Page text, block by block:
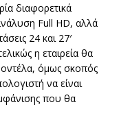
διαφορετικά
Full HD, αλλά
24 και 27′
η εταιρεία θα
όμως σκοπός
να είναι
που θα